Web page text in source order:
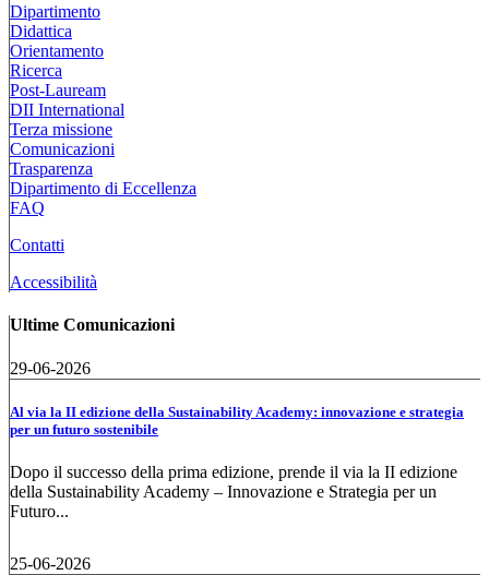
Dipartimento
Didattica
Orientamento
Ricerca
Post-Lauream
DII International
Terza missione
Comunicazioni
Trasparenza
Dipartimento di Eccellenza
FAQ
Contatti
Accessibilità
Ultime Comunicazioni
29-06-2026
Al via la II edizione della Sustainability Academy: innovazione e strategia
per un futuro sostenibile
Dopo il successo della prima edizione, prende il via la II edizione
della Sustainability Academy – Innovazione e Strategia per un
Futuro...
25-06-2026